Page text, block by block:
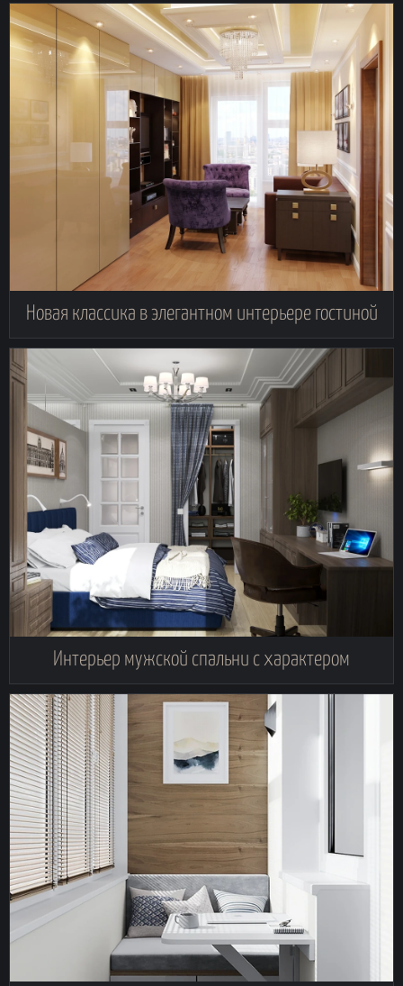
Новая классика в элегантном интерьере гостиной
Интерьер мужской спальни с характером